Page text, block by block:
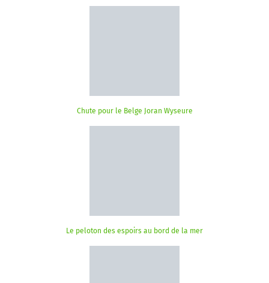
Chute pour le Belge Joran Wyseure
Le peloton des espoirs au bord de la mer